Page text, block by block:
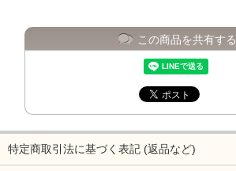
この商品を共有する
特定商取引法に基づく表記 (返品など)